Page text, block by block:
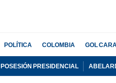
POLÍTICA COLOMBIA GOL
POSESIÓN PRESIDENCIAL